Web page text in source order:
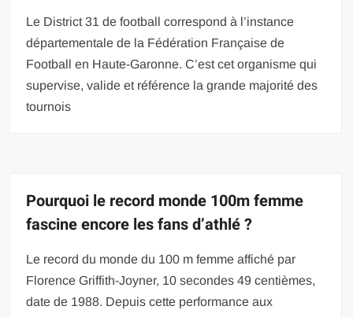
Le District 31 de football correspond à l’instance
départementale de la Fédération Française de
Football en Haute-Garonne. C’est cet organisme qui
supervise, valide et référence la grande majorité des
tournois
Pourquoi le record monde 100m femme
fascine encore les fans d’athlé ?
Le record du monde du 100 m femme affiché par
Florence Griffith-Joyner, 10 secondes 49 centièmes,
date de 1988. Depuis cette performance aux